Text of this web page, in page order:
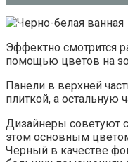
Эффектно смотрится
помощью цветов на
Панели в верхней
плиткой, а остальную
Дизайнеры советуют
этом основным
Черный в качестве